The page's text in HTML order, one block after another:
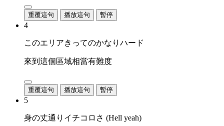
重覆這句 播放這句 暫停
4
このエリアきってのかなりハード
來到這個區域相當有難度
重覆這句 播放這句 暫停
5
身の丈通りイチコロさ (Hell yeah)